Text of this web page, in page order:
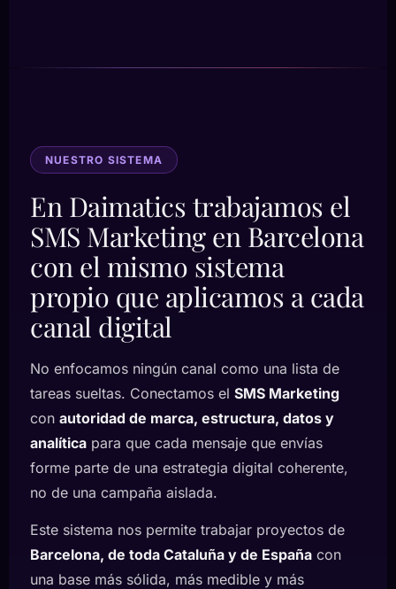
NUESTRO SISTEMA
En Daimatics trabajamos el
SMS Marketing en Barcelona
con el mismo sistema
propio que aplicamos a cada
canal digital
No enfocamos ningún canal como una lista de
tareas sueltas. Conectamos el SMS Marketing
con autoridad de marca, estructura, datos y
analítica para que cada mensaje que envías
forme parte de una estrategia digital coherente,
no de una campaña aislada.
Este sistema nos permite trabajar proyectos de
Barcelona, de toda Cataluña y de España con
una base más sólida, más medible y más